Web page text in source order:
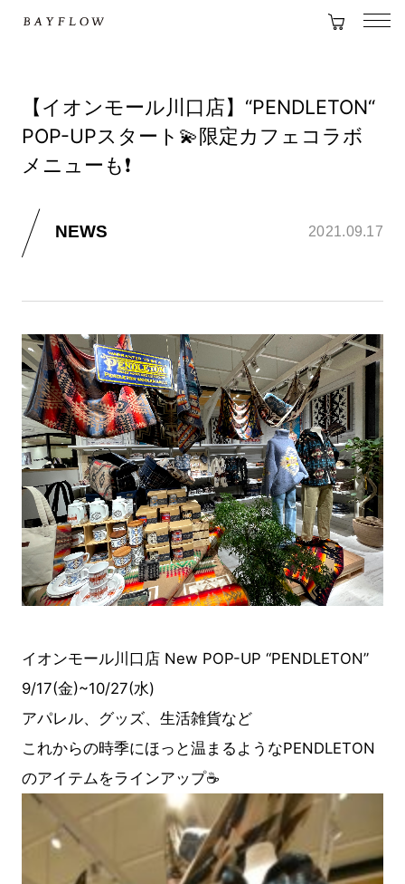
【イオンモール川口店】“PENDLETON“
POP-UPスタート💫限定カフェコラボ
メニューも❗️
NEWS 2021.09.17
イオンモール川口店 New POP-UP “PENDLETON”
9/17(金)~10/27(水)
アパレル、グッズ、生活雑貨など
これからの時季にほっと温まるようなPENDLETON
のアイテムをラインアップ☕️